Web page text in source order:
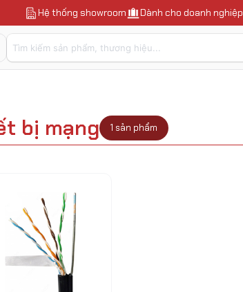
Hệ thống showroom Dành cho doanh nghiệp
bị mạng 1 sản phẩm